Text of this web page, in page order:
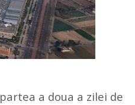
a doua a zilei de